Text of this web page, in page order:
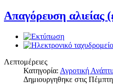
Απαγόρευση αλιείας
Λεπτομέρειες
Κατηγορία: Αγροτική
Δημιουργηθηκε στις